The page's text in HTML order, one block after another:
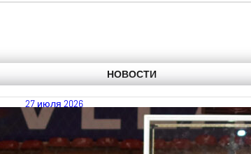
НОВОСТИ
27 июля 2026
Итоги FIBA U18 EuroBasket 2026, Division C